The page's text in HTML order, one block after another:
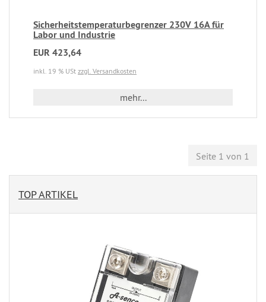
Sicherheitstemperaturbegrenzer 230V 16A für
Labor und Industrie
EUR 423,64
inkl. 19 % USt zzgl. Versandkosten
mehr...
Seite 1 von 1
TOP ARTIKEL